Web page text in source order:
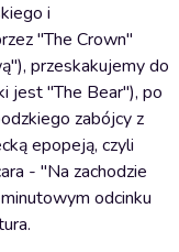
i
"The Crown"
przeskakujemy do
jest "The Bear"), po
zabójcy z
epopeją, czyli
- "Na zachodzie
odcinku